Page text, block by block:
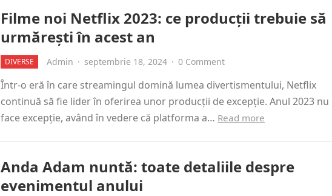
Filme noi Netflix 2023: ce producții trebuie să
urmărești în acest an
DIVERSE Admin · septembrie 18, 2024 · 0 Comment
Într-o eră în care streamingul domină lumea divertismentului, Netflix
continuă să fie lider în oferirea unor producții de excepție. Anul 2023 nu
face excepție, având în vedere că platforma a… Read more
Anda Adam nuntă: toate detaliile despre
evenimentul anului